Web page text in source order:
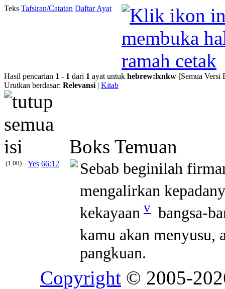
Teks Tafsiran/Catatan Daftar Ayat
Hasil pencarian 1 - 1 dari 1 ayat untuk hebrew:lxnkw [Semua Versi
Urutkan berdasar: Relevansi | Kitab
Boks Temuan
(1.00) Yes 66:12
Sebab beginilah
mengalirkan
kekayaan v bangsa-
kamu akan menyusu,
pangkuan.
Copyright © 2005-